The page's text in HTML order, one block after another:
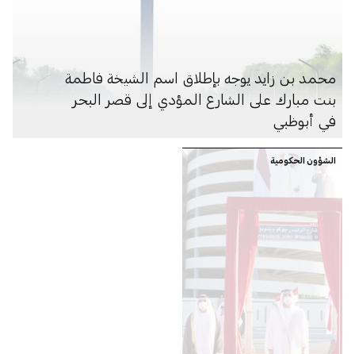
محمد بن زايد يوجه بإطلاق اسم الشيخة فاطمة
بنت مبارك على الشارع المؤدي إلى قصر البحر
في أبوظبي
الشؤون الحكومية